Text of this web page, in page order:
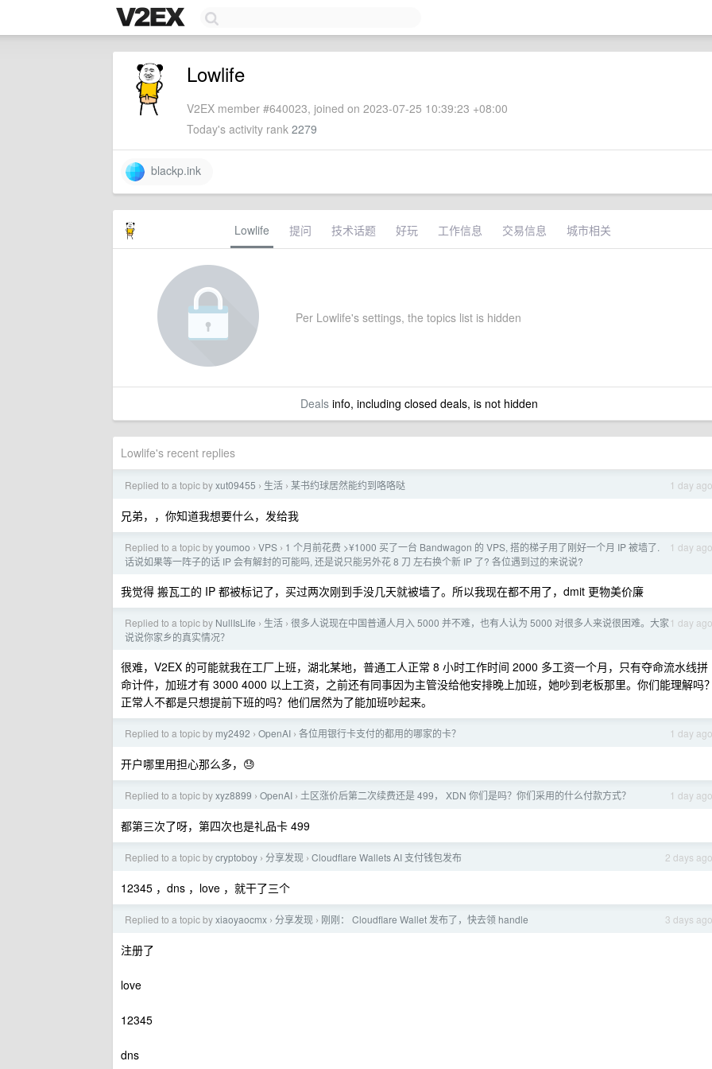
Lowlife
V2EX member #640023, joined on 2023-07-25 10:39:23 +08:00
Today's activity rank 2279
blackp.ink
Lowlife 提问 技术话题 好玩 工作信息 交易信息 城市相关
Per Lowlife's settings, the topics list is hidden
Dealsinfo, including closed deals, is not hidden
Lowlife's recent replies
1 day ago
Replied to a topic byxut09455 › 生活 › 某书约球居然能约到咯咯哒
兄弟，，你知道我想要什么，发给我
1 day ago
Replied to a topic byyoumoo › VPS › 1 个月前花费 >¥1000 买了一台 Bandwagon 的 VPS, 搭的梯子用了刚好一个月 IP 被墙了.
话说如果等一阵子的话 IP 会有解封的可能吗, 还是说只能另外花 8 刀 左右换个新 IP 了? 各位遇到过的来说说?
我觉得 搬瓦工的 IP 都被标记了，买过两次刚到手没几天就被墙了。所以我现在都不用了，dmit 更物美价廉
1 day ago
Replied to a topic by NullIsLife › 生活 › 很多人说现在中国普通人月入 5000 并不难，也有人认为 5000 对很多人来说很困难。大家
说说你家乡的真实情况？
很难，V2EX 的可能就我在工厂上班，湖北某地，普通工人正常 8 小时工作时间 2000 多工资一个月，只有夺命流水线拼
命计件，加班才有 3000 4000 以上工资，之前还有同事因为主管没给他安排晚上加班，她吵到老板那里。你们能理解吗？
正常人不都是只想提前下班的吗？他们居然为了能加班吵起来。
1 day ago
Replied to a topic by my2492 › OpenAI › 各位用银行卡支付的都用的哪家的卡？
开户哪里用担心那么多，😓
1 day ago
Replied to a topic byxyz8899 › OpenAI › 土区涨价后第二次续费还是 499， XDN 你们是吗？你们采用的什么付款方式？
都第三次了呀，第四次也是礼品卡 499
2 days ago
Replied to a topic bycryptoboy › 分享发现 › Cloudflare Wallets AI 支付钱包发布
12345 ，dns ，love ，就干了三个
3 days ago
Replied to a topic byxiaoyaocmx › 分享发现 › 刚刚： Cloudflare Wallet 发布了，快去领 handle
注册了
love
12345
dns